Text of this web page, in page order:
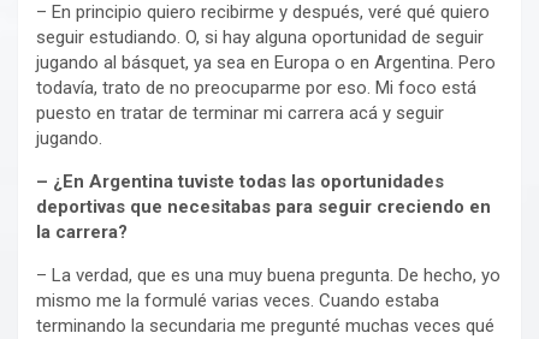
– En principio quiero recibirme y después, veré qué quiero
seguir estudiando. O, si hay alguna oportunidad de seguir
jugando al básquet, ya sea en Europa o en Argentina. Pero
todavía, trato de no preocuparme por eso. Mi foco está
puesto en tratar de terminar mi carrera acá y seguir
jugando.
– ¿En Argentina tuviste todas las oportunidades
deportivas que necesitabas para seguir creciendo en
la carrera?
– La verdad, que es una muy buena pregunta. De hecho, yo
mismo me la formulé varias veces. Cuando estaba
terminando la secundaria me pregunté muchas veces qué